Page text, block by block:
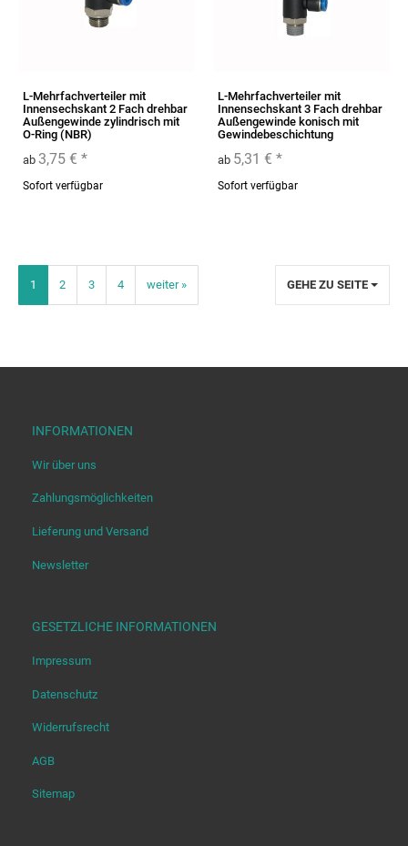
L-Mehrfachverteiler mit
Innensechskant 2 Fach drehbar
Außengewinde zylindrisch mit
O-Ring (NBR)
ab 3,75 € *
Sofort verfügbar
L-Mehrfachverteiler mit
Innensechskant 3 Fach drehbar
Außengewinde konisch mit
Gewindebeschichtung
ab 5,31 € *
Sofort verfügbar
1 2 3 4 weiter » GEHE ZU SEITE
INFORMATIONEN
Wir über uns
Zahlungsmöglichkeiten
Lieferung und Versand
Newsletter
GESETZLICHE INFORMATIONEN
Impressum
Datenschutz
Widerrufsrecht
AGB
Sitemap